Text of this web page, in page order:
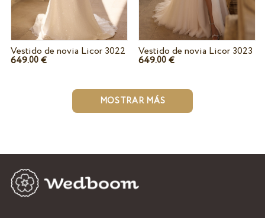
Vestido de novia Licor 3022
649.00€
Vestido de novia Licor 3023
649.00 €
MOSTRAR MÁS